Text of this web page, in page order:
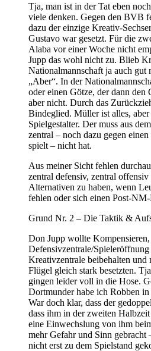
Tja, man ist in der Tat eben
viele denken. Gegen den BVB
dazu der einzige Kreativ-
Gustavo war gesetzt. Für die
Alaba vor einer Woche nicht
Jupp das wohl nicht zu. Blieb
Nationalmannschaft ja auch gut
„Aber“. In der
oder einen Götze, der dann
aber nicht. Durch das
Bindeglied. Müller ist alles,
Spielgestalter. Der muss aus
zentral – noch dazu gegen
spielt – nicht hat.
Aus meiner Sicht fehlen
zentral defensiv, zentral
Alternativen zu haben, wenn
fehlen oder sich einen Post-
Grund Nr. 2 – Die Taktik &
Don Jupp wollte
Defensivzentrale/
Kreativzentrale beibehalten
Flügel gleich stark besetzten.
gingen leider voll in die Hose.
Dortmunder habe ich Robben
War doch klar, dass der
dass ihm in der zweiten
eine Einwechslung von ihm
mehr Gefahr und Sinn
nicht erst zu dem Spielstand